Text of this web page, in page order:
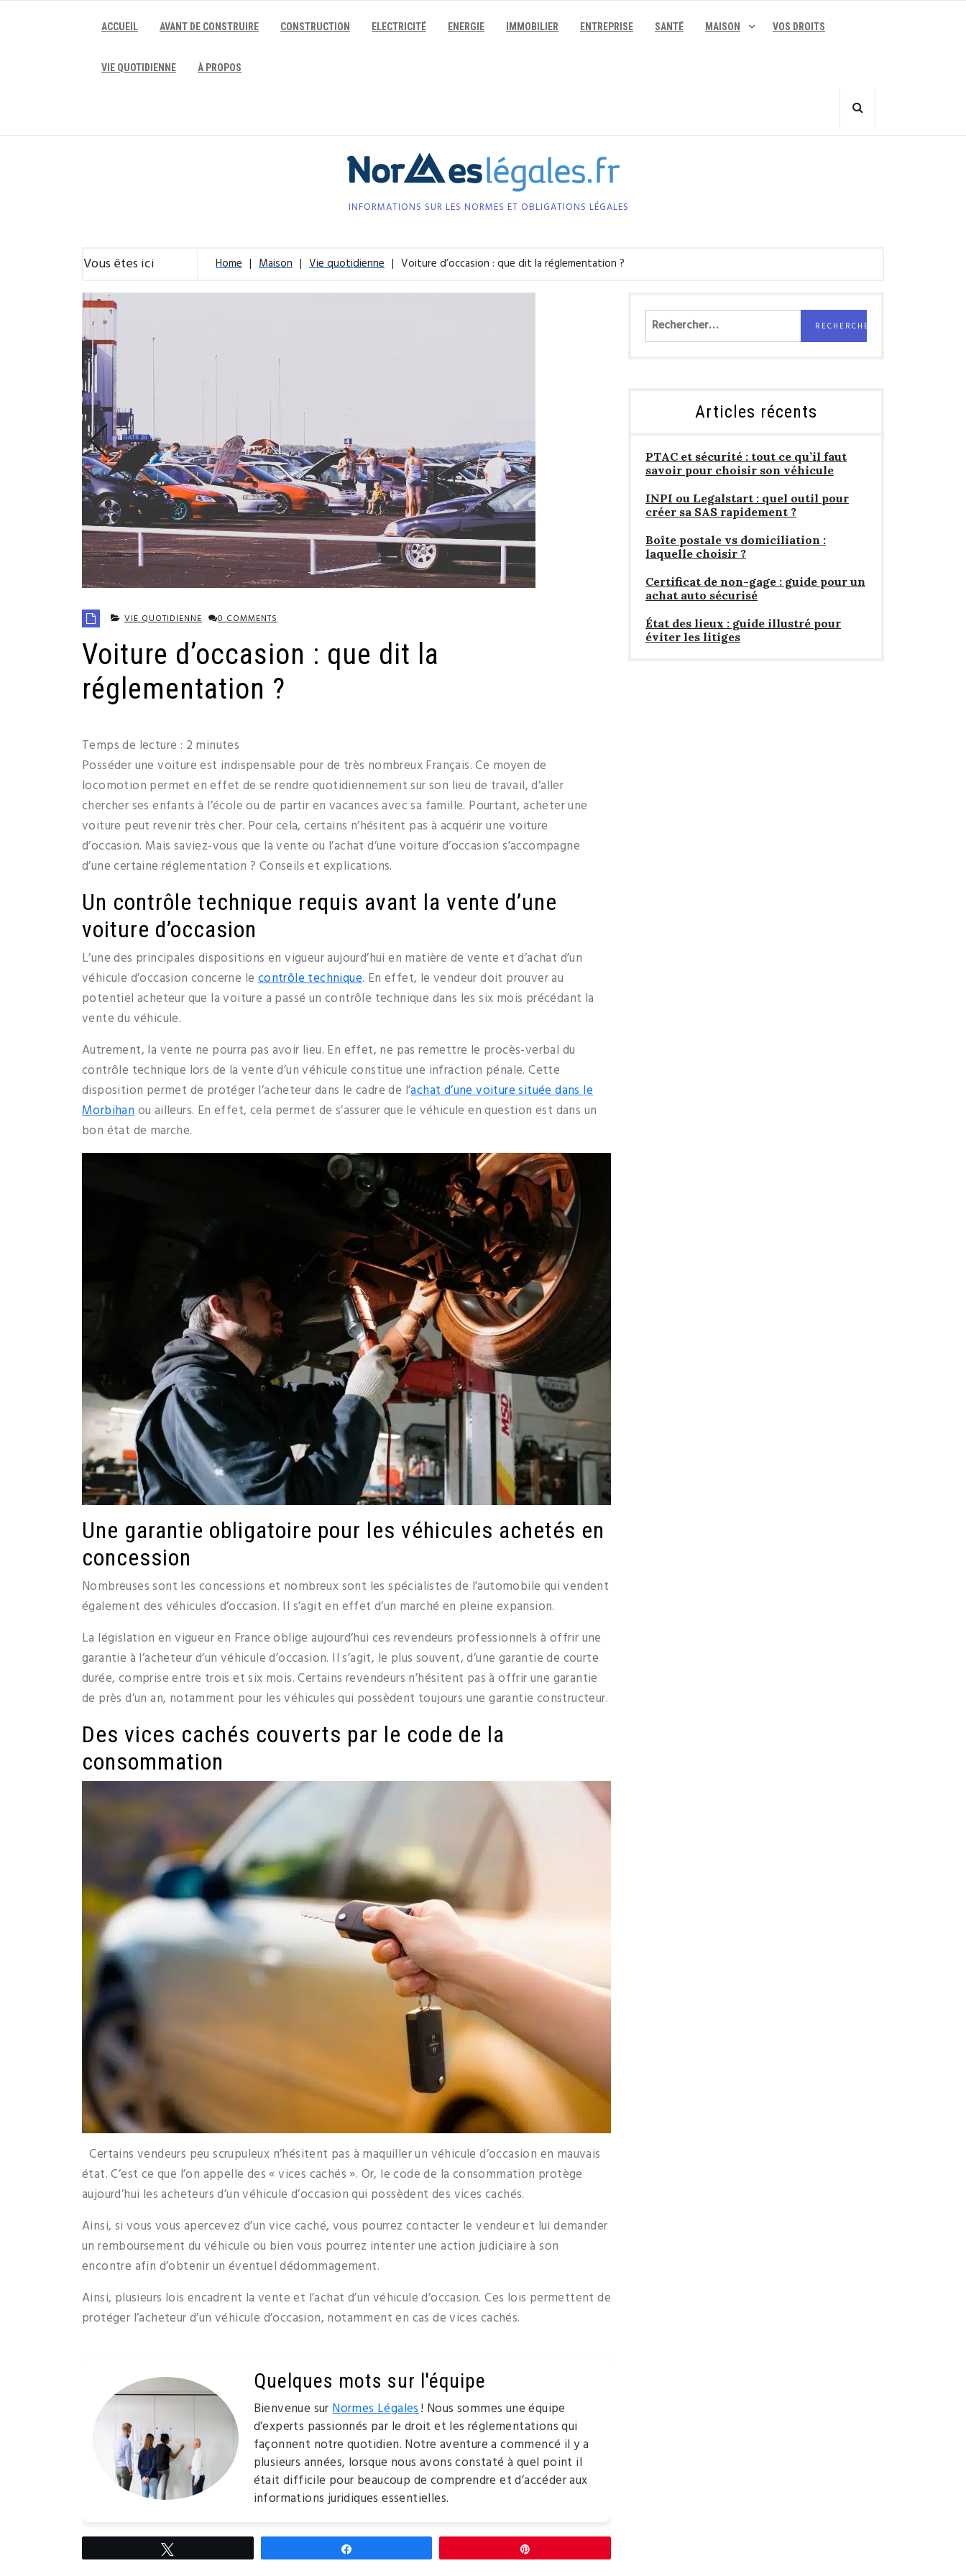
ACCUEIL AVANT DE CONSTRUIRE CONSTRUCTION ELECTRICITÉ ENERGIE IMMOBILIER ENTREPRISE SANTÉ MAISON VOS DROITS
VIE QUOTIDIENNE À PROPOS
INFORMATIONS SUR LES NORMES ET OBLIGATIONS LÉGALES
Vous êtes ici Home Maison Vie quotidienne Voiture d’occasion : que dit la réglementation ?
VIE QUOTIDIENNE 0 COMMENTS
Voiture d’occasion : que dit la
réglementation ?
Temps de lecture : 2 minutes
Posséder une voiture est indispensable pour de très nombreux Français. Ce moyen de
locomotion permet en effet de se rendre quotidiennement sur son lieu de travail, d’aller
chercher ses enfants à l’école ou de partir en vacances avec sa famille. Pourtant, acheter une
voiture peut revenir très cher. Pour cela, certains n’hésitent pas à acquérir une voiture
d’occasion. Mais saviez-vous que la vente ou l’achat d’une voiture d’occasion s’accompagne
d’une certaine réglementation ? Conseils et explications.
Un contrôle technique requis avant la vente d’une
voiture d’occasion
L’une des principales dispositions en vigueur aujourd’hui en matière de vente et d’achat d’un
véhicule d’occasion concerne lecontrôle technique. En effet, le vendeur doit prouver au
potentiel acheteur que la voiture a passé un contrôle technique dans les six mois précédant la
vente du véhicule.
Autrement, la vente ne pourra pas avoir lieu. En effet, ne pas remettre le procès-verbal du
contrôle technique lors de la vente d’un véhicule constitue une infraction pénale. Cette
disposition permet de protéger l’acheteur dans le cadre de l’achat d’une voiture située dans le
Morbihanou ailleurs. En effet, cela permet de s’assurer que le véhicule en question est dans un
bon état de marche.
Une garantie obligatoire pour les véhicules achetés en
concession
Nombreuses sont les concessions et nombreux sont les spécialistes de l’automobile qui vendent
également des véhicules d’occasion. Il s’agit en effet d’un marché en pleine expansion.
La législation en vigueur en France oblige aujourd’hui ces revendeurs professionnels à offrir une
garantie à l’acheteur d’un véhicule d’occasion. Il s’agit, le plus souvent, d’une garantie de courte
durée, comprise entre trois et six mois. Certains revendeurs n’hésitent pas à offrir une garantie
de près d’un an, notamment pour les véhicules qui possèdent toujours une garantie constructeur.
Des vices cachés couverts par le code de la
consommation
Certains vendeurs peu scrupuleux n’hésitent pas à maquiller un véhicule d’occasion en mauvais
état. C’est ce que l’on appelle des « vices cachés ». Or, le code de la consommation protège
aujourd’hui les acheteurs d’un véhicule d’occasion qui possèdent des vices cachés.
Ainsi, si vous vous apercevez d’un vice caché, vous pourrez contacter le vendeur et lui demander
un remboursement du véhicule ou bien vous pourrez intenter une action judiciaire à son
encontre afin d’obtenir un éventuel dédommagement.
Ainsi, plusieurs lois encadrent la vente et l’achat d’un véhicule d’occasion. Ces lois permettent de
protéger l’acheteur d’un véhicule d’occasion, notamment en cas de vices cachés.
Quelques mots sur l'équipe
Bienvenue surNormes Légales! Nous sommes une équipe
d’experts passionnés par le droit et les réglementations qui
façonnent notre quotidien. Notre aventure a commencé il y a
plusieurs années, lorsque nous avons constaté à quel point il
était difficile pour beaucoup de comprendre et d’accéder aux
informations juridiques essentielles.
Rechercher :
Articles récents
PTAC et sécurité : tout ce qu’il faut
savoir pour choisir son véhicule
INPI ou Legalstart : quel outil pour
créer sa SAS rapidement ?
Boîte postale vs domiciliation :
laquelle choisir ?
Certificat de non-gage : guide pour un
achat auto sécurisé
État des lieux : guide illustré pour
éviter les litiges